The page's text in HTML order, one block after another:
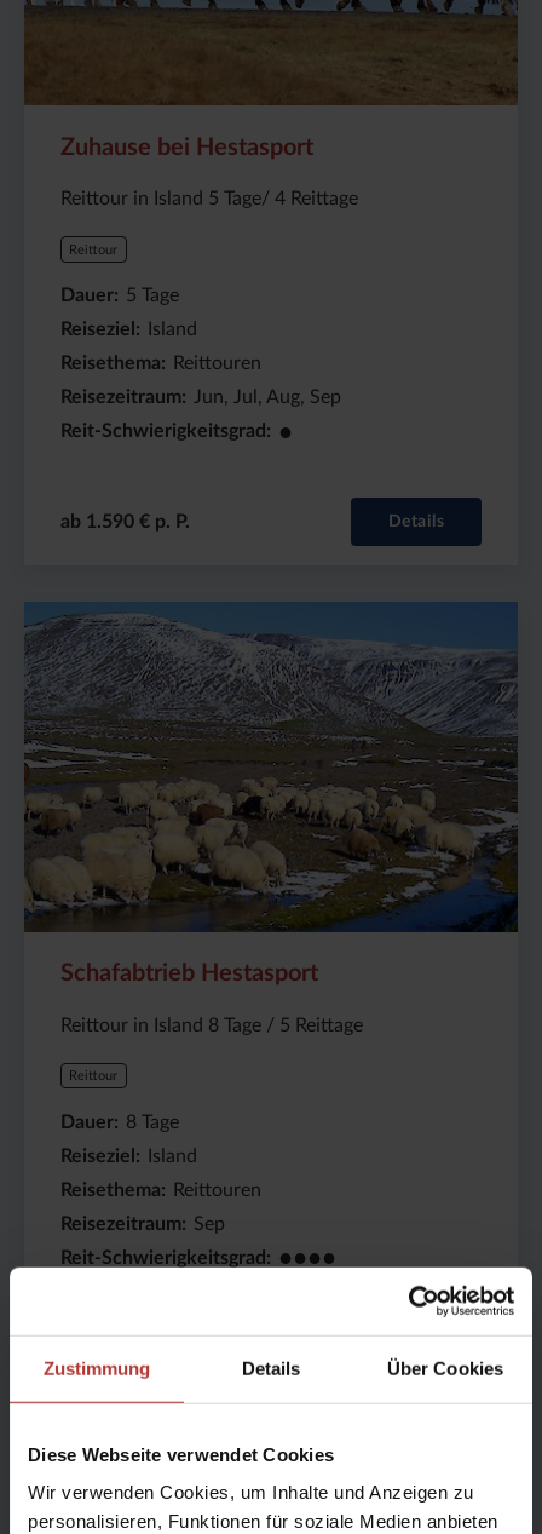
Zustimmung Details Über Cookies
Diese Webseite verwendet Cookies
Wir verwenden Cookies, um Inhalte und Anzeigen zu
personalisieren, Funktionen für soziale Medien anbieten
Zuhause bei Hestasport
Reittour in Island 5 Tage/ 4 Reittage
Reittour
Dauer 5 Tage
Reiseziel
Island
Reisethema
Reittouren
Reisezeitraum
Jun, Jul, Aug, Sep
Reit-Schwierigkeitsgrad
●
ab 1.590 € p. P. Details
Schafabtrieb Hestasport
Reittour in Island 8 Tage / 5 Reittage
Reittour
Dauer 8 Tage
Reiseziel
Island
Reisethema
Reittouren
Reisezeitraum
Sep
Reit-Schwierigkeitsgrad
●●●●
999999999
Dauer:
8
Tage
Reiseziel
Island
999999999
Dauer:
Reiseziel